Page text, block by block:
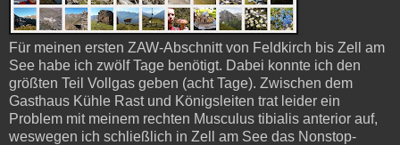
Für meinen ersten ZAW-Abschnitt von Feldkirch bis Zell am
See habe ich zwölf Tage benötigt. Dabei konnte ich den
größten Teil Vollgas geben (acht Tage). Zwischen dem
Gasthaus Kühle Rast und Königsleiten trat leider ein
Problem mit meinem rechten Musculus tibialis anterior auf,
weswegen ich schließlich in Zell am See das Nonstop-